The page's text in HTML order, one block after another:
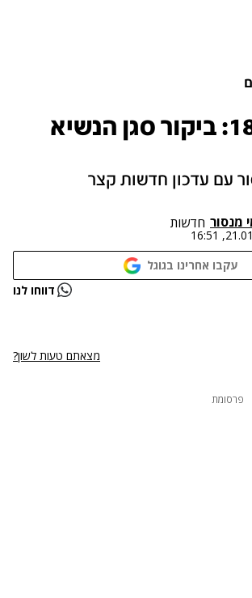
מבזק 18:00: ביקור סגן הנשיא
עם עדכון חדשות קצר
מנסור חדשות
עקבו אחרינו בגוגל
נתקלנו בבעיה דווחו לנו
מצאתם טעות לשון?
פרסומת